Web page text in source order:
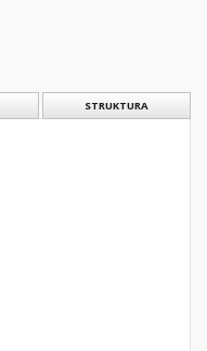
STRUKTURA